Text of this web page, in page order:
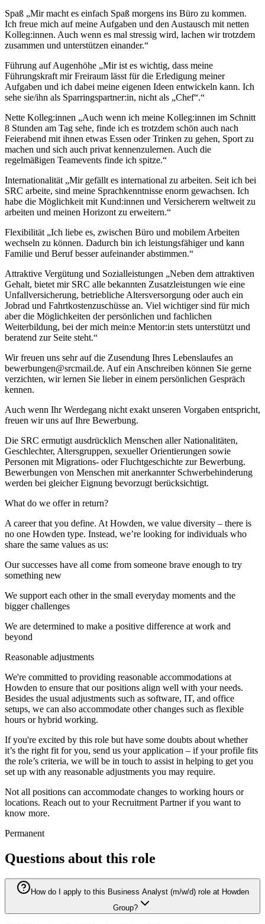
Spaß „Mir macht es einfach Spaß morgens ins Büro zu kommen.
Ich freue mich auf meine Aufgaben und den Austausch mit netten
Kolleg:innen. Auch wenn es mal stressig wird, lachen wir trotzdem
zusammen und unterstützen einander.“
Führung auf Augenhöhe „Mir ist es wichtig, dass meine
Führungskraft mir Freiraum lässt für die Erledigung meiner
Aufgaben und ich dabei meine eigenen Ideen entwickeln kann. Ich
sehe sie/ihn als Sparringspartner:in, nicht als „Chef“.“
Nette Kolleg:innen „Auch wenn ich meine Kolleg:innen im Schnitt
8 Stunden am Tag sehe, finde ich es trotzdem schön auch nach
Feierabend mit ihnen etwas Essen oder Trinken zu gehen, Sport zu
machen und sich auch privat kennenzulernen. Auch die
regelmäßigen Teamevents finde ich spitze.“
Internationalität „Mir gefällt es international zu arbeiten. Seit ich bei
SRC arbeite, sind meine Sprachkenntnisse enorm gewachsen. Ich
habe die Möglichkeit mit Kund:innen und Versicherern weltweit zu
arbeiten und meinen Horizont zu erweitern.“
Flexibilität „Ich liebe es, zwischen Büro und mobilem Arbeiten
wechseln zu können. Dadurch bin ich leistungsfähiger und kann
Familie und Beruf besser aufeinander abstimmen.“
Attraktive Vergütung und Sozialleistungen „Neben dem attraktiven
Gehalt, bietet mir SRC alle bekannten Zusatzleistungen wie eine
Unfallversicherung, betriebliche Altersversorgung oder auch ein
Jobrad und Fahrtkostenzuschüsse an. Viel wichtiger sind für mich
aber die Möglichkeiten der persönlichen und fachlichen
Weiterbildung, bei der mich mein:e Mentor:in stets unterstützt und
beratend zur Seite steht.“
Wir freuen uns sehr auf die Zusendung Ihres Lebenslaufes an
bewerbungen@srcmail.de. Auf ein Anschreiben können Sie gerne
verzichten, wir lernen Sie lieber in einem persönlichen Gespräch
kennen.
Auch wenn Ihr Werdegang nicht exakt unseren Vorgaben entspricht,
freuen wir uns auf Ihre Bewerbung.
Die SRC ermutigt ausdrücklich Menschen aller Nationalitäten,
Geschlechter, Altersgruppen, sexueller Orientierungen sowie
Personen mit Migrations- oder Fluchtgeschichte zur Bewerbung.
Bewerbungen von Menschen mit anerkannter Schwerbehinderung
werden bei gleicher Eignung bevorzugt berücksichtigt.
What do we offer in return?
A career that you define. At Howden, we value diversity – there is
no one Howden type. Instead, we’re looking for individuals who
share the same values as us:
Our successes have all come from someone brave enough to try
something new
We support each other in the small everyday moments and the
bigger challenges
We are determined to make a positive difference at work and
beyond
Reasonable adjustments
We're committed to providing reasonable accommodations at
Howden to ensure that our positions align well with your needs.
Besides the usual adjustments such as software, IT, and office
setups, we can also accommodate other changes such as flexible
hours or hybrid working.
If you're excited by this role but have some doubts about whether
it’s the right fit for you, send us your application – if your profile fits
the role’s criteria, we will be in touch to assist in helping to get you
set up with any reasonable adjustments you may require.
Not all positions can accommodate changes to working hours or
locations. Reach out to your Recruitment Partner if you want to
know more.
Permanent
Questions about this role
How do I apply to this Business Analyst (m/w/d) role at Howden
Group?